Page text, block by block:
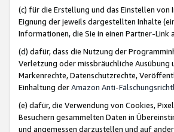
(c) für die Erstellung und das Einstellen
Eignung der jeweils dargestellten Inhalte
Informationen, die Sie in einen Partner-
(d) dafür, dass die Nutzung der
Verletzung oder missbräuchliche Ausübung
Markenrechte, Datenschutzrechte,
Einhaltung derAmazon Anti-
(e) dafür, die Verwendung von Cookies,
Besuchern gesammelten Daten in
und angemessen darzustellen und auf